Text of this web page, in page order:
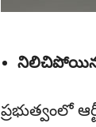
నిలిచిపోయిన
ప్రభుత్వంలో